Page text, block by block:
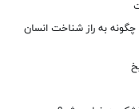
به راز شناخت انسان